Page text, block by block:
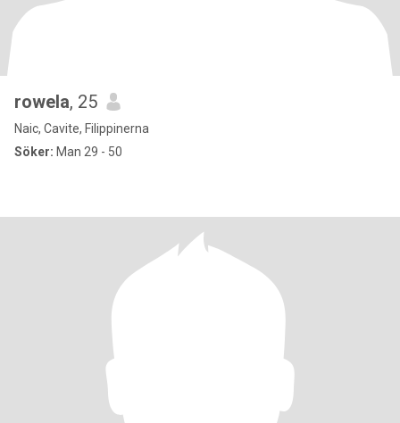
rowela, 25
Naic, Cavite, Filippinerna
Söker: Man 29 - 50